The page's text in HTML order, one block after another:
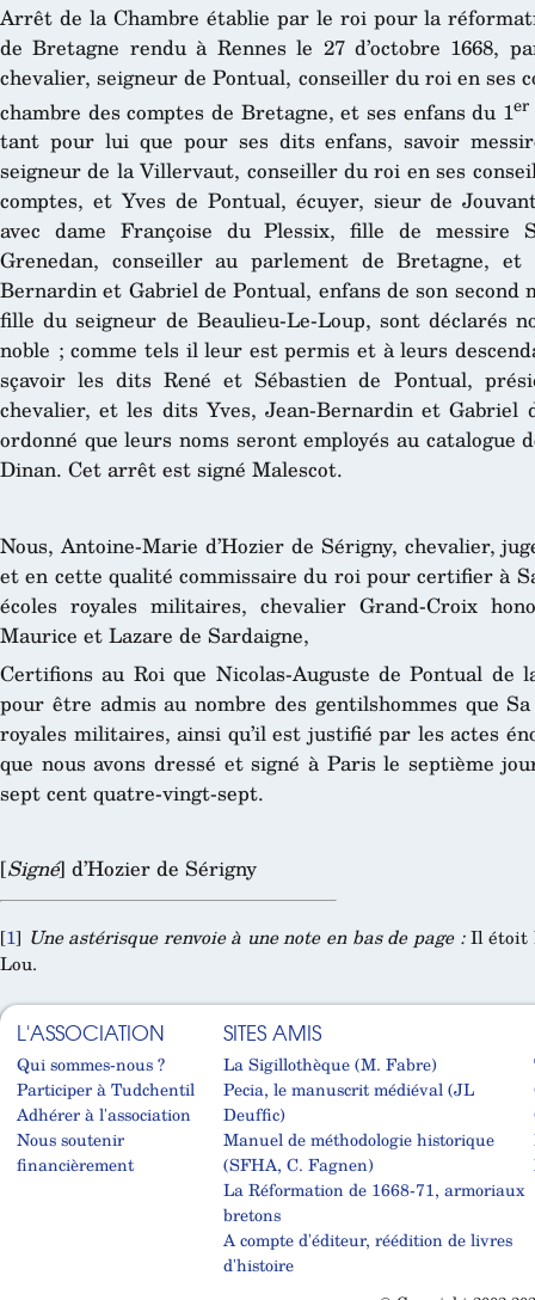
Arrêt de la Chambre établie par le roi pour la
de Bretagne rendu à Rennes le 27 d’octobre 1668,
chevalier, seigneur de Pontual, conseiller du roi en ses
chambre des comptes de Bretagne, et ses enfans du 1er
tant pour lui que pour ses dits enfans, savoir
seigneur de la Villervaut, conseiller du roi en ses
comptes, et Yves de Pontual, écuyer, sieur de
avec dame Françoise du Plessix, fille de messire
Grenedan, conseiller au parlement de Bretagne,
Bernardin et Gabriel de Pontual, enfans de son second
fille du seigneur de Beaulieu-Le-Loup, sont déclarés
noble ; comme tels il leur est permis et à leurs
sçavoir les dits René et Sébastien de Pontual,
chevalier, et les dits Yves, Jean-Bernardin et Gabriel
ordonné que leurs noms seront employés au catalogue
Dinan. Cet arrêt est signé Malescot.
Nous, Antoine-Marie d’Hozier de Sérigny, chevalier,
et en cette qualité commissaire du roi pour certifier à
écoles royales militaires, chevalier Grand-Croix
Maurice et Lazare de Sardaigne,
Certifions au Roi que Nicolas-Auguste de Pontual de
pour être admis au nombre des gentilshommes que
royales militaires, ainsi qu’il est justifié par les actes
que nous avons dressé et signé à Paris le septième
sept cent quatre-vingt-sept.
[Signé] d’Hozier de Sérigny
[1] Une astérisque renvoie à une note en bas de page :Il étoit
Lou.
L'ASSOCIATION
Qui sommes-nous ?
Participer à Tudchentil
Adhérer à l'association
Nous soutenir
financièrement
SITES AMIS
La Sigillothèque (M. Fabre)
Pecia, le manuscrit médiéval (JL
Deuffic)
Manuel de méthodologie historique
(SFHA, C. Fagnen)
La Réformation de 1668-71, armoriaux
bretons
A compte d'éditeur, réédition de livres
d'histoire